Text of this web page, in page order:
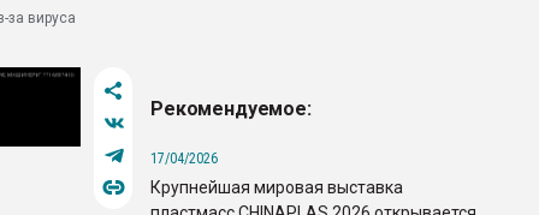
за вируса
Рекомендуемое:
17/04/2026
Крупнейшая мировая выставка